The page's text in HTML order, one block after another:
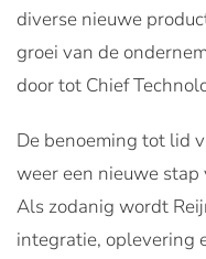
diverse nieuwe
groei van de
door tot Chief
De benoeming tot lid
weer een nieuwe stap
Als zodanig wordt
integratie, oplevering